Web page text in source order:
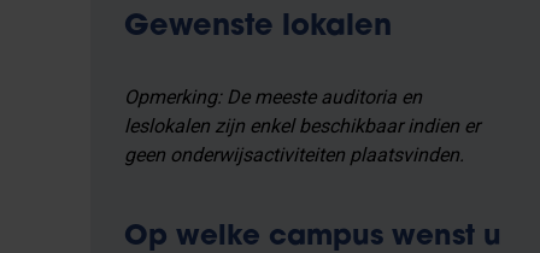
Gewenste lokalen
Opmerking: De meeste auditoria en
leslokalen zijn enkel beschikbaar indien er
geen onderwijsactiviteiten plaatsvinden.
Op welke campus wenst u